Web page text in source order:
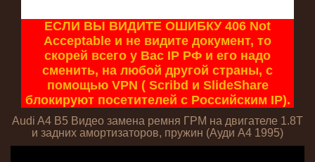
ЕСЛИ ВЫ ВИДИТЕ ОШИБКУ 406 Not
Acceptable и не видите документ, то
скорей всего у Вас IP РФ и его надо
сменить, на любой другой страны, с
помощью VPN ( Scribd и SlideShare
блокируют посетителей с Российским IP).
Audi A4 B5 Видео замена ремня ГРМ на двигателе 1.8T
и задних амортизаторов, пружин (Ауди А4 1995)